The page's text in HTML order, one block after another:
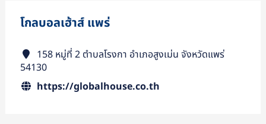
Menu
โกลบอลเฮ้าส์ แพร่
158 หมู่ที่ 2 ตำบลโรงกา อำเภอสูงเม่น จังหวัดแพร่
54130
https://globalhouse.co.th